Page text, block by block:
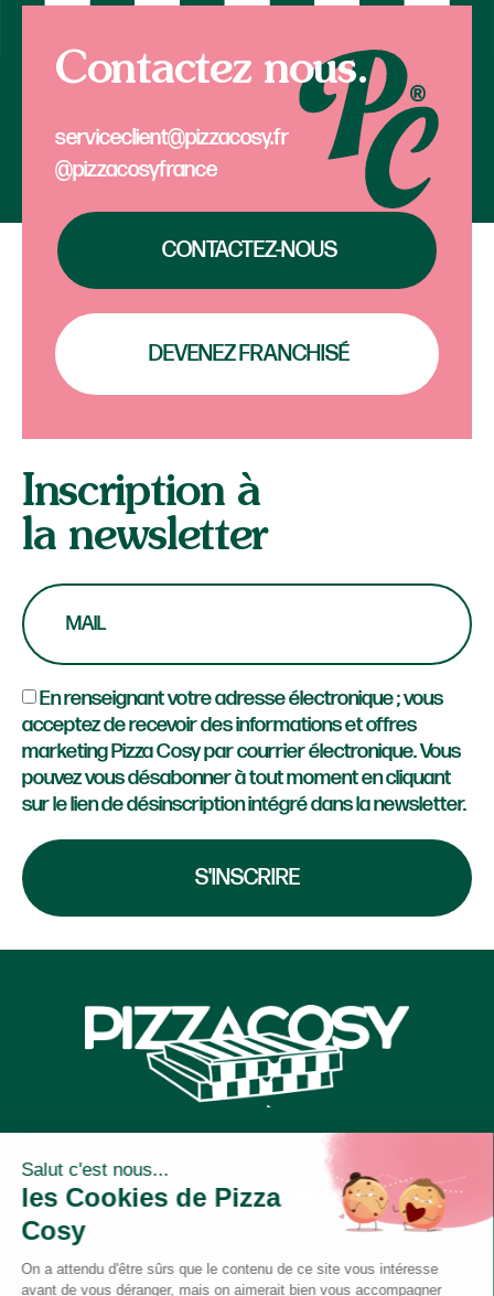
Contactez nous.
serviceclient@pizzacosy.fr
@pizzacosyfrance
CONTACTEZ-NOUS
DEVENEZ FRANCHISÉ
Inscription à
la newsletter
En renseignant votre adresse électronique ; vous
acceptez de recevoir des informations et offres
marketing Pizza Cosy par courrier électronique. Vous
pouvez vous désabonner à tout moment en cliquant
sur le lien de désinscription intégré dans la newsletter.
S'INSCRIRE
LE CONCEPT
LA CARTE
NOS RESTAURANTS
DEVENIR FRANCHISÉ
ESPACE FIDÉLITÉ
REJOINDRE L’ÉQUIPE